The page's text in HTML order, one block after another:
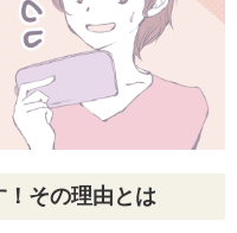
！その理由とは